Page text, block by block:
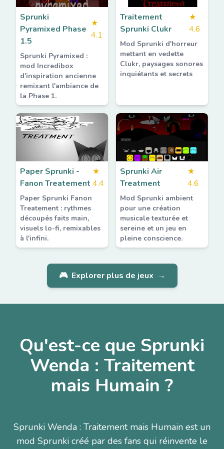
Sprunki
Pyramixed Phase
1.5
★
4.1
Sprunki Pyramixed :
mod Incredibox
d'inspiration ancienne
remixant l'ambiance de
la Phase 1.
Traitement
Sprunki Clukr
★
4.6
Mod Sprunki d'horreur
mettant en vedette
Clukr, paysages sonores
inquiétants et secrets
Paper Sprunki -
Fanon Treatement
★
4.4
Paper Sprunki Fanon
Treatement : rythmes
découpés faits main,
visuels lo-fi, remixables
à l'infini.
Sprunki Air
Treatment
★
4.6
Mod Sprunki ambient
pour une création
musicale texturée et
sereine et un jeu en
pleine conscience.
🎮 Explorer plus de jeux →
Qu'est-ce que Sprunki
Wenda : Traitement
mais Humain ?
Sprunki Wenda : Traitement mais Humain est un
mod Sprunki créé par des fans qui réinvente le